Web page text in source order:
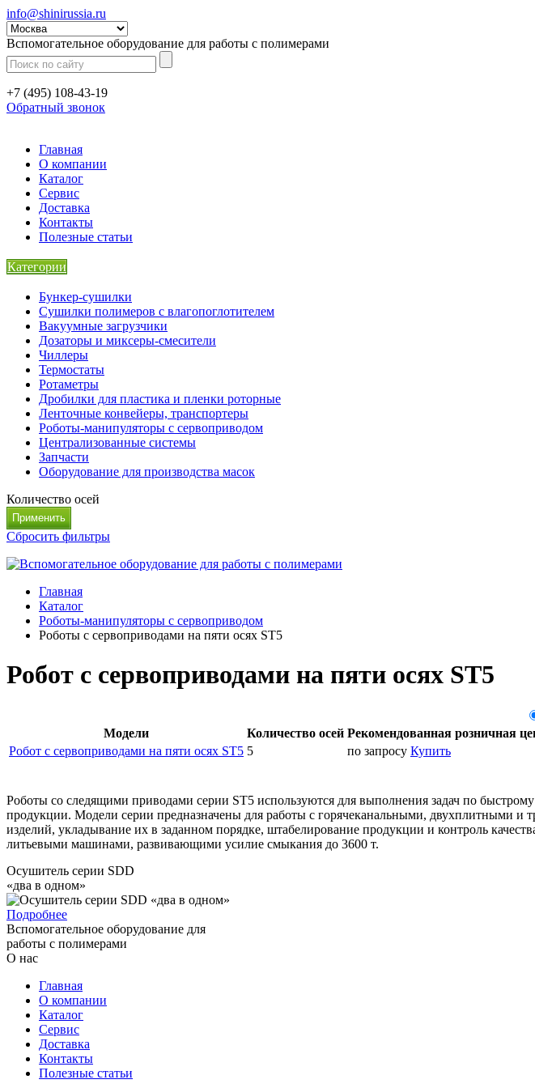
info@shinirussia.ru
Вспомогательное оборудование для работы с полимерами
+7 (495) 108-43-19
Обратный звонок
Главная
О компании
Каталог
Сервис
Доставка
Контакты
Полезные статьи
Категории
Бункер-сушилки
Сушилки полимеров с влагопоглотителем
Вакуумные загрузчики
Дозаторы и миксеры-смесители
Чиллеры
Термостаты
Ротаметры
Дробилки для пластика и пленки роторные
Ленточные конвейеры, транспортеры
Роботы-манипуляторы с сервоприводом
Централизованные системы
Запчасти
Оборудование для производства масок
Количество осей
Сбросить фильтры
Главная
Каталог
Роботы-манипуляторы с сервоприводом
Роботы с сервоприводами на пяти осях ST5
Робот с сервоприводами на пяти осях ST5
Модели Количество осей Рекомендованная розничная
Робот с сервоприводами на пяти осях ST5 5 по запросу Купить
Роботы со следящими приводами серии ST5 используются для выполнения задач по
продукции. Модели серии предназначены для работы с горячеканальными, двухплитными и
изделий, укладывание их в заданном порядке, штабелирование продукции и контроль
литьевыми машинами, развивающими усилие смыкания до 3600 т.
Осушитель серии SDD
«два в одном»
Подробнее
Вспомогательное оборудование для
работы с полимерами
О нас
Главная
О компании
Каталог
Сервис
Доставка
Контакты
Полезные статьи